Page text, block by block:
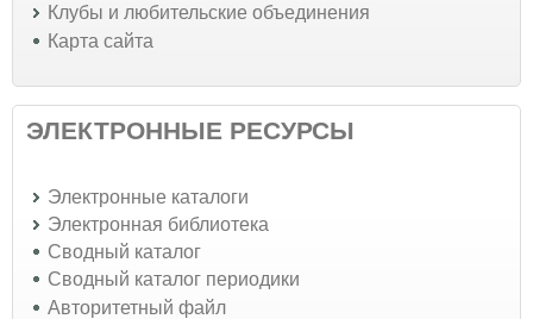
Клубы и любительские объединения
Карта сайта
ЭЛЕКТРОННЫЕ РЕСУРСЫ
Электронные каталоги
Электронная библиотека
Сводный каталог
Сводный каталог периодики
Авторитетный файл